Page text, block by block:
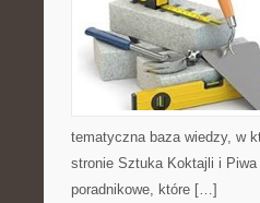
tematyczna baza wiedzy, w
stronie Sztuka Koktajli i
poradnikowe, które […]